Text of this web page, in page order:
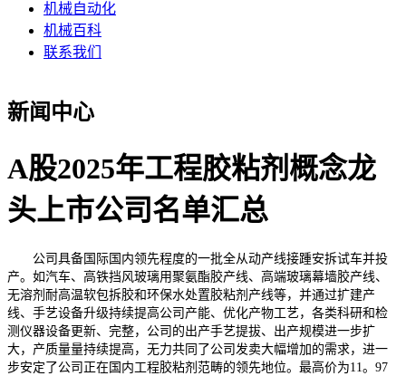
机械自动化
机械百科
联系我们
新闻中心
A股2025年工程胶粘剂概念龙
头上市公司名单汇总
公司具备国际国内领先程度的一批全从动产线接踵安拆试车并投
产。如汽车、高铁挡风玻璃用聚氨酯胶产线、高端玻璃幕墙胶产线、
无溶剂耐高温软包拆胶和环保水处置胶粘剂产线等，并通过扩建产
线、手艺设备升级持续提高公司产能、优化产物工艺，各类科研和检
测仪器设备更新、完整，公司的出产手艺提拔、出产规模进一步扩
大，产质量量持续提高，无力共同了公司发卖大幅增加的需求，进一
步安定了公司正在国内工程胶粘剂范畴的领先地位。最高价为11。97